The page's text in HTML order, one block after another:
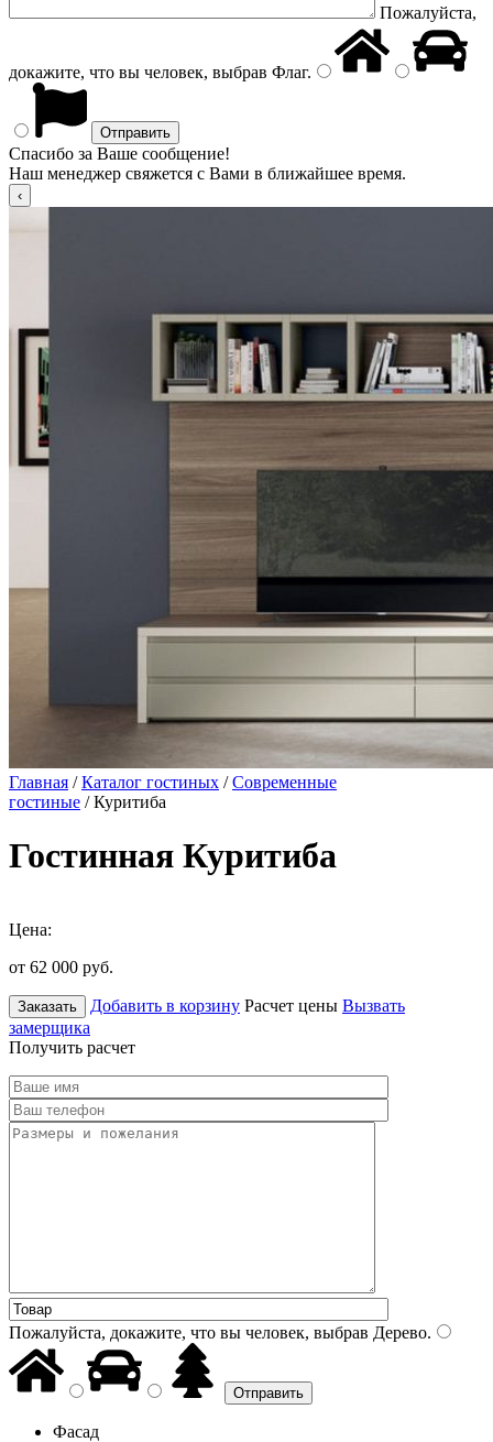
Пожалуйста,
докажите, что вы человек, выбрав Флаг.
Спасибо за Ваше сообщение!
Наш менеджер свяжется с Вами в ближайшее время.
Главная /Каталог гостиных /Современные
гостиные / Куритиба
Гостинная Куритиба
Цена:
от 62 000 руб.
Заказать Добавить в корзину Расчет цены Вызвать
замерщика
Получить расчет
Пожалуйста, докажите, что вы человек, выбрав Дерево.
Фасад